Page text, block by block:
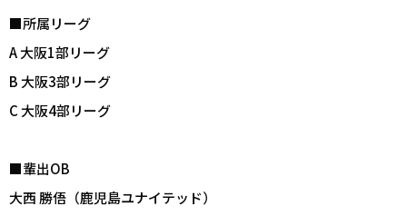
■所属リーグ
A 大阪1部リーグ
B 大阪3部リーグ
C 大阪4部リーグ
■輩出OB
大西 勝俉（鹿児島ユナイテッド）